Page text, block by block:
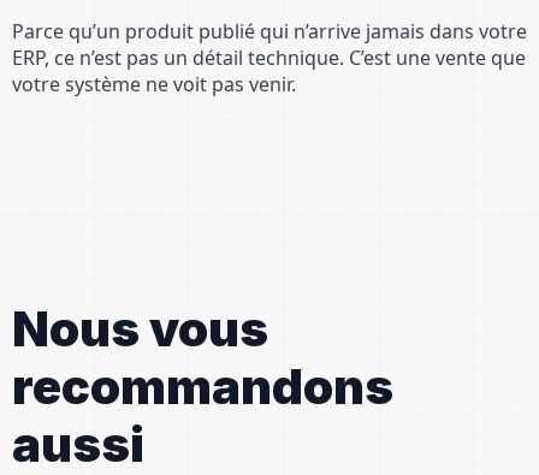
Parce qu’un produit publié qui n’arrive jamais dans votre
ERP, ce n’est pas un détail technique. C’est une vente que
votre système ne voit pas venir.
Nous vous
recommandons
aussi